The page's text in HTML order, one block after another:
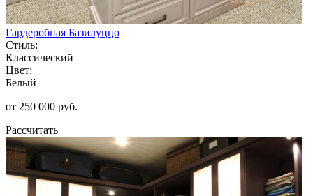
Гардеробная Базилуццо
Стиль:
Классический
Цвет:
Белый
от 250 000 руб.
Рассчитать